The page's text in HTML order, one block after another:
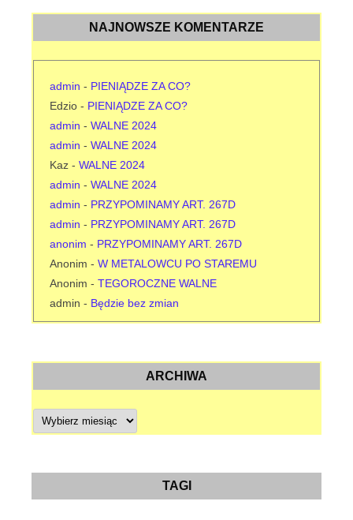
NAJNOWSZE KOMENTARZE
admin - PIENIĄDZE ZA CO?
Edzio - PIENIĄDZE ZA CO?
admin - WALNE 2024
admin - WALNE 2024
Kaz - WALNE 2024
admin - WALNE 2024
admin - PRZYPOMINAMY ART. 267D
admin - PRZYPOMINAMY ART. 267D
anonim - PRZYPOMINAMY ART. 267D
Anonim - W METALOWCU PO STAREMU
Anonim - TEGOROCZNE WALNE
admin - Będzie bez zmian
ARCHIWA
A
c
TAGI